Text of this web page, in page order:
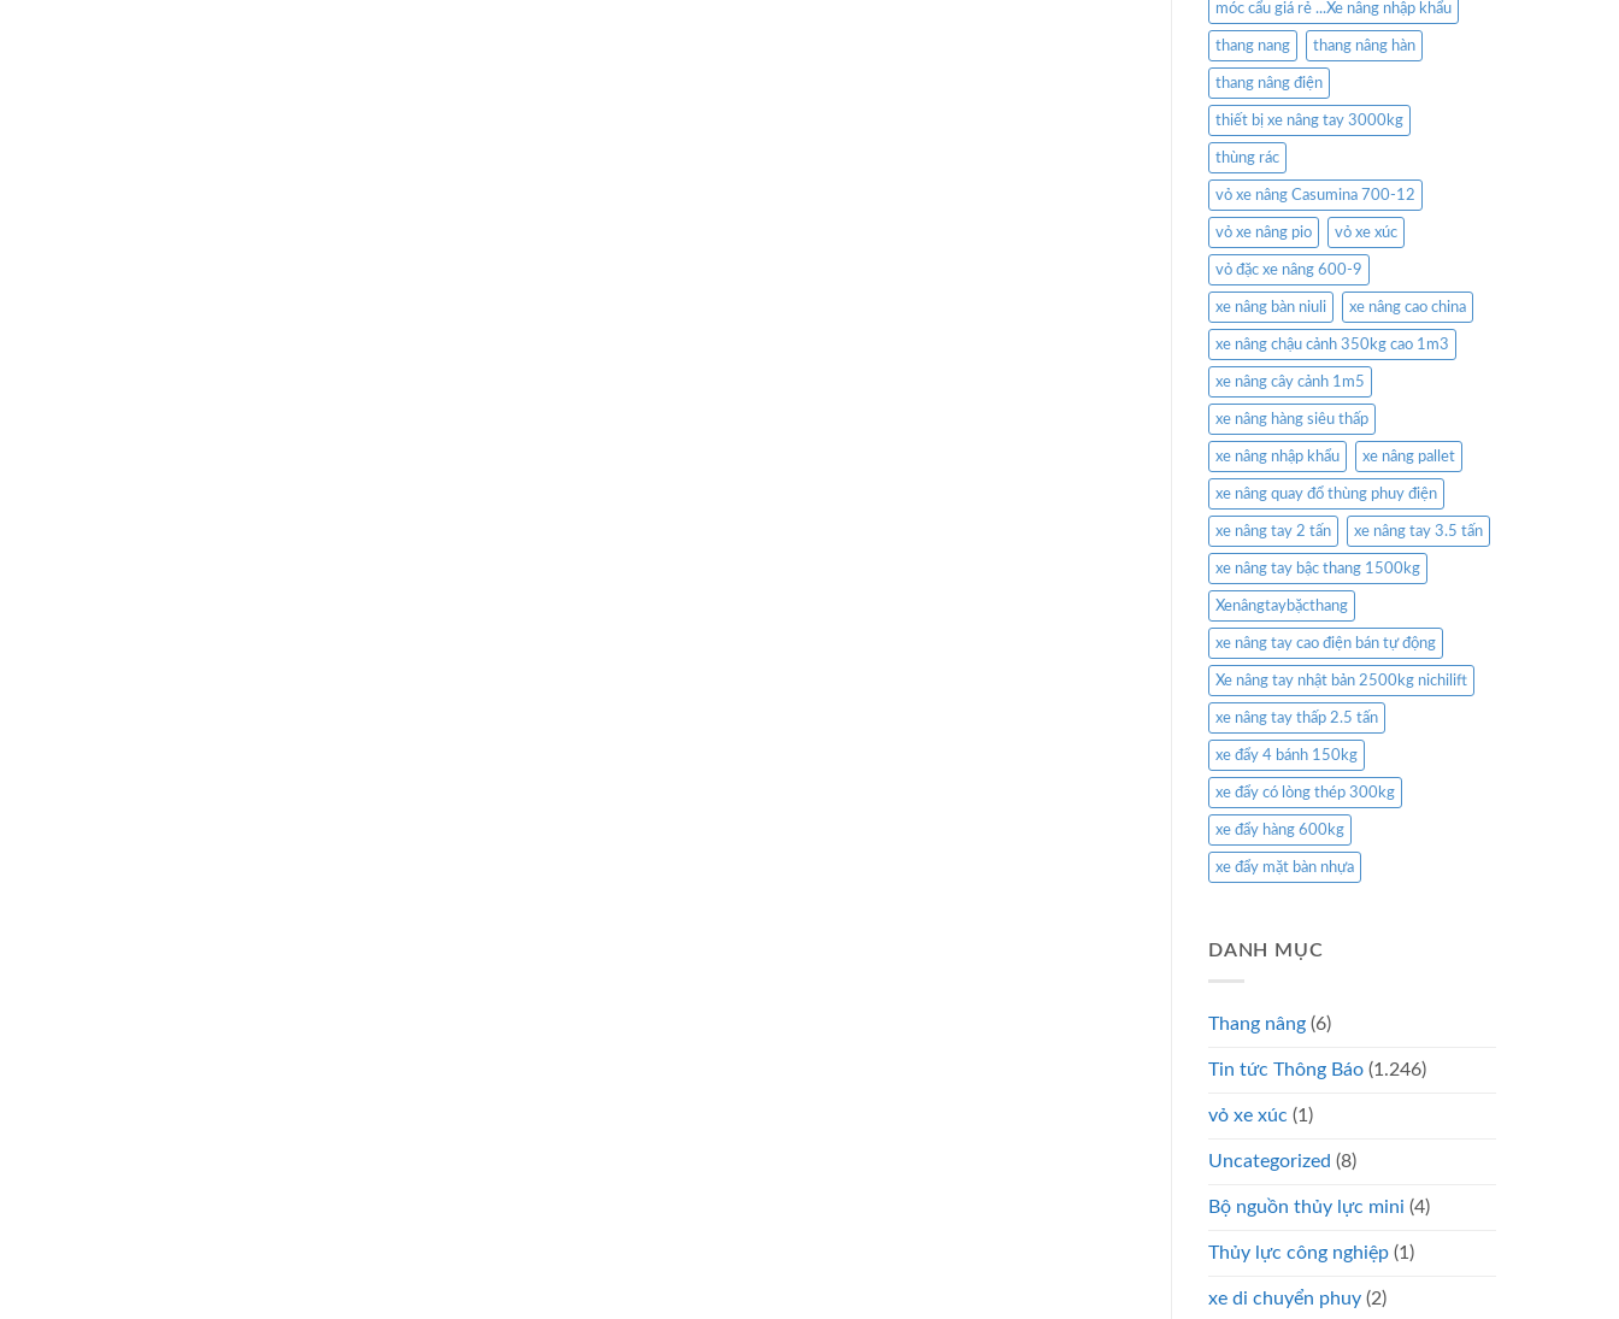
móc cẩu giá rẻ ...Xe nâng nhập khẩu
thang nang thang nâng hàn
thang nâng điện
thiết bị xe nâng tay 3000kg
thùng rác
vỏ xe nâng Casumina 700-12
vỏ xe nâng pio vỏ xe xúc
vỏ đặc xe nâng 600-9
xe nâng bàn niuli xe nâng cao china
xe nâng chậu cảnh 350kg cao 1m3
xe nâng cây cảnh 1m5
xe nâng hàng siêu thấp
xe nâng nhập khẩu xe nâng pallet
xe nâng quay đổ thùng phuy điện
xe nâng tay 2 tấn xe nâng tay 3.5 tấn
xe nâng tay bậc thang 1500kg
Xenângtaybặcthang
xe nâng tay cao điện bán tự động
Xe nâng tay nhật bản 2500kg nichilift
xe nâng tay thấp 2.5 tấn
xe đẩy 4 bánh 150kg
xe đẩy có lòng thép 300kg
xe đẩy hàng 600kg
xe đẩy mặt bàn nhựa
DANH MỤC
Thang nâng (6)
Tin tức Thông Báo (1.246)
vỏ xe xúc (1)
Uncategorized (8)
Bộ nguồn thủy lực mini (4)
Thủy lực công nghiệp (1)
xe di chuyển phuy (2)